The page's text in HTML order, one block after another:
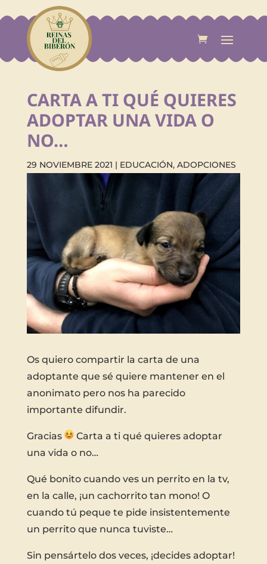
CARTA A TI QUÉ QUIERES
ADOPTAR UNA VIDA O
NO…
29 NOVIEMBRE 2021 | EDUCACIÓN, ADOPCIONES
Os quiero compartir la carta de una
adoptante que sé quiere mantener en el
anonimato pero nos ha parecido
importante difundir.
Gracias
Carta a ti qué quieres adoptar
una vida o no…
Qué bonito cuando ves un perrito en la tv,
en la calle, ¡un cachorrito tan mono! O
cuando tú peque te pide insistentemente
un perrito que nunca tuviste…
Sin pensártelo dos veces, ¡decides adoptar!